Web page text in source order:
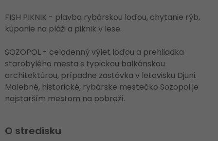
FISH PIKNIK - plavba rybárskou loďou, chytanie rýb,
kúpanie na pláži a piknik v lese.
SOZOPOL - celodenný výlet loďou a prehliadka
starobylého mesta s typickou balkánskou
architektúrou, prípadne zastávka v letovisku Djuni.
Malebné, historické, rybárske mestečko Sozopol je
najstarším mestom na pobreží.
O stredisku